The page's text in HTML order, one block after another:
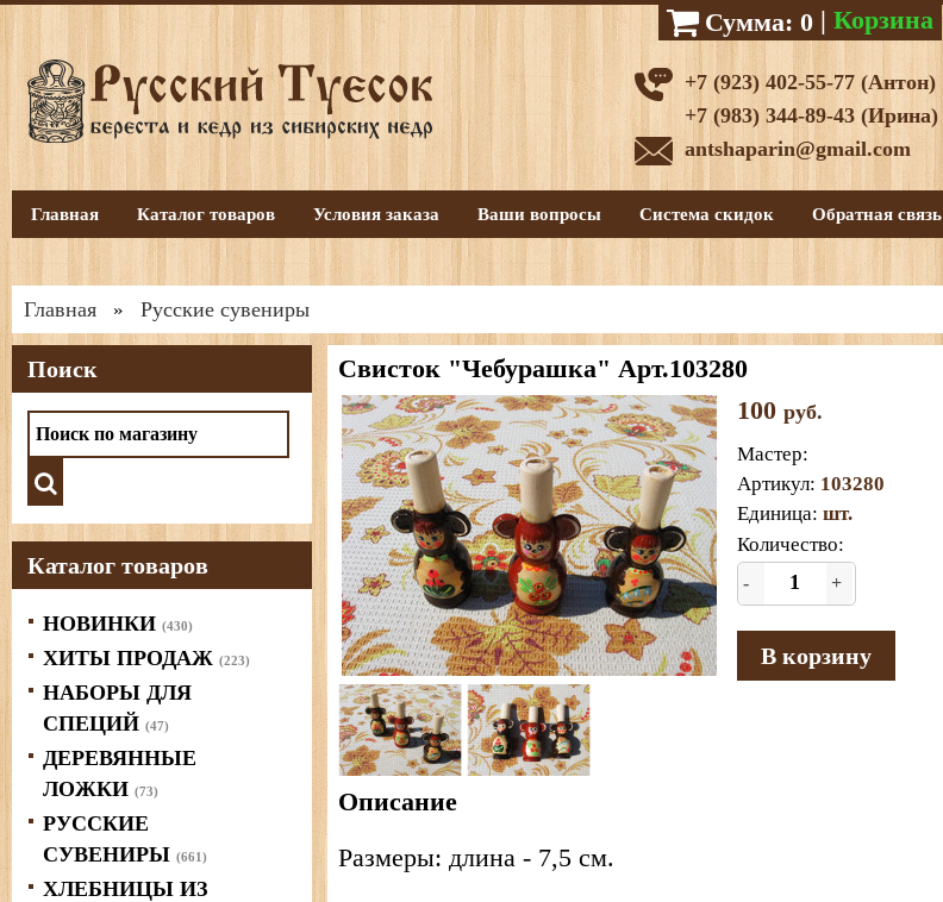
Сумма: 0 | Корзина
Главная Каталог товаров Условия заказа Ваши вопросы Система скидок Обратная связь
+7 (923) 402-55-77 (Антон)
+7 (983) 344-89-43 (Ирина)
antshaparin@gmail.com
Главная » Русские сувениры
Свисток "Чебурашка" Арт.103280
100 руб.
Мастер:
Артикул: 103280
Единица: шт.
Количество:
- +
В корзину
Описание
Размеры: длина - 7,5 см.
Поиск
Каталог товаров
НОВИНКИ (430)
ХИТЫ ПРОДАЖ (223)
НАБОРЫ ДЛЯ
СПЕЦИЙ (47)
ДЕРЕВЯННЫЕ
ЛОЖКИ (73)
РУССКИЕ
СУВЕНИРЫ (661)
ХЛЕБНИЦЫ ИЗ